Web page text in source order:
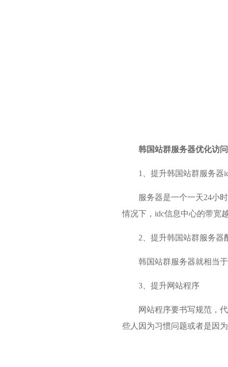
韩国站群服务器优化访
1、提升韩国站群服务器
服务器是一个一天24小
情况下，idc信息中心的带宽
2、提升韩国站群服务器
韩国站群服务器就相当
3、提升网站程序
网站程序要书写规范，
些人因为习惯问题或者是因